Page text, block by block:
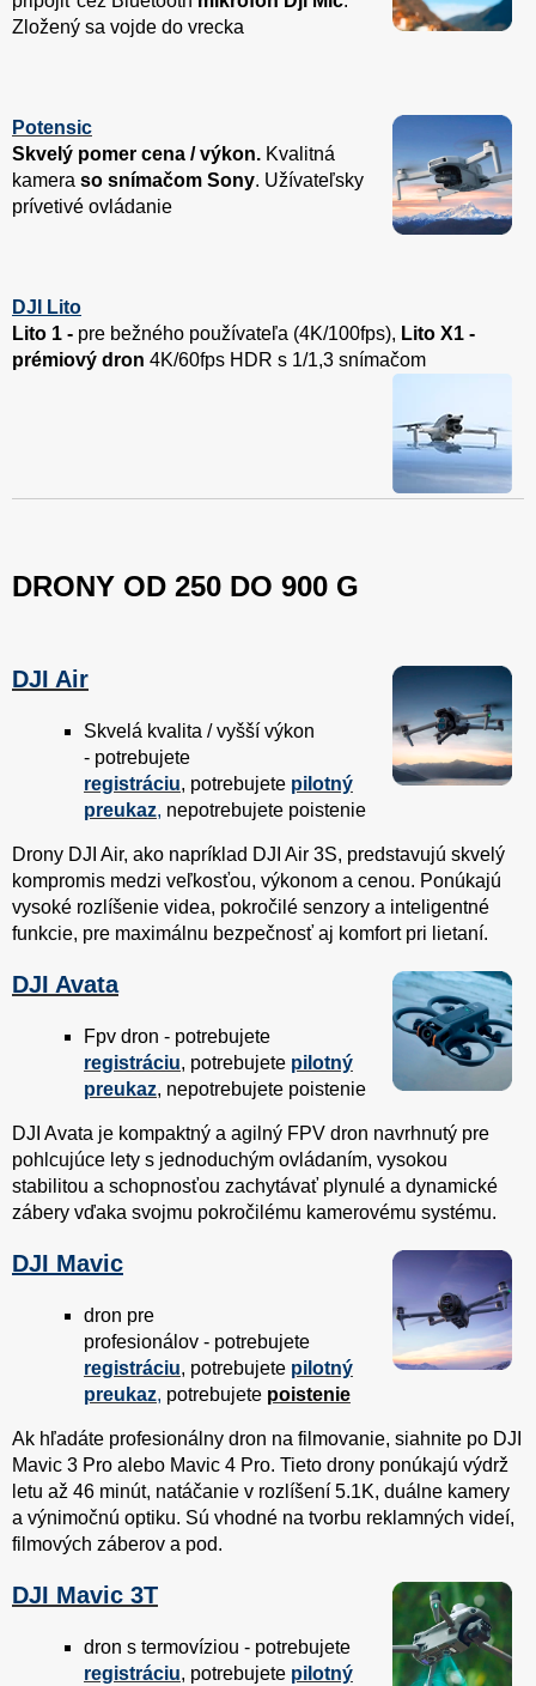
Zložený sa vojde do vrecka
Potensic
Skvelý pomer cena / výkon. Kvalitná
kamera so snímačom Sony. Užívateľsky
prívetivé ovládanie
DJI Lito
Lito 1 - pre bežného používateľa (4K/100fps), Lito X1 -
prémiový dron 4K/60fps HDR s 1/1,3 snímačom
DRONY OD 250 DO 900 G
DJI Air
Skvelá kvalita / vyšší výkon
- potrebujete
registráciu, potrebujete pilotný
preukaz, nepotrebujete poistenie
Drony DJI Air, ako napríklad DJI Air 3S, predstavujú skvelý
kompromis medzi veľkosťou, výkonom a cenou. Ponúkajú
vysoké rozlíšenie videa, pokročilé senzory a inteligentné
funkcie, pre maximálnu bezpečnosť aj komfort pri lietaní.
DJI Avata
Fpv dron - potrebujete
registráciu, potrebujete pilotný
preukaz, nepotrebujete poistenie
DJI Avata je kompaktný a agilný FPV dron navrhnutý pre
pohlcujúce lety s jednoduchým ovládaním, vysokou
stabilitou a schopnosťou zachytávať plynulé a dynamické
zábery vďaka svojmu pokročilému kamerovému systému.
DJI Mavic
dron pre
profesionálov - potrebujete
registráciu, potrebujete pilotný
preukaz, potrebujete poistenie
Ak hľadáte profesionálny dron na filmovanie, siahnite po DJI
Mavic 3 Pro alebo Mavic 4 Pro. Tieto drony ponúkajú výdrž
letu až 46 minút, natáčanie v rozlíšení 5.1K, duálne kamery
a výnimočnú optiku. Sú vhodné na tvorbu reklamných videí,
filmových záberov a pod.
DJI Mavic 3T
dron s termovíziou - potrebujete
registráciu, potrebujete pilotný